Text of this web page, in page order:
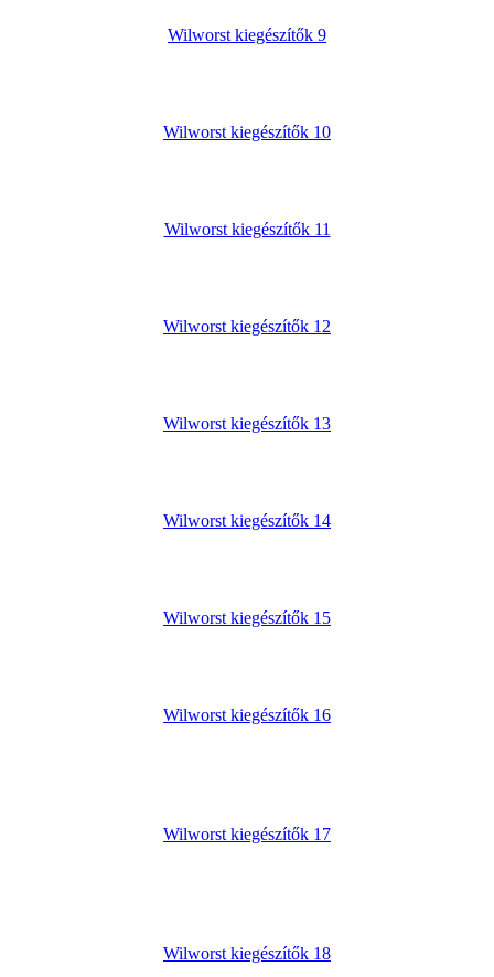
Wilworst kiegészítők 9
Wilworst kiegészítők 10
Wilworst kiegészítők 11
Wilworst kiegészítők 12
Wilworst kiegészítők 13
Wilworst kiegészítők 14
Wilworst kiegészítők 15
Wilworst kiegészítők 16
Wilworst kiegészítők 17
Wilworst kiegészítők 18